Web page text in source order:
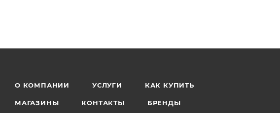
О КОМПАНИИ УСЛУГИ КАК КУПИТЬ
МАГАЗИНЫ КОНТАКТЫ БРЕНДЫ